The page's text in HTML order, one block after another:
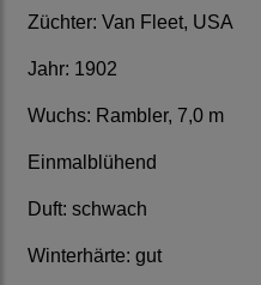
Züchter: Van Fleet, USA
Jahr: 1902
Wuchs: Rambler, 7,0 m
Einmalblühend
Duft: schwach
Winterhärte: gut